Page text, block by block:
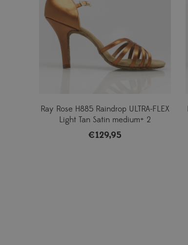
Ray Rose H885 Raindrop ULTRA-FLEX
Light Tan Satin medium+ 2
€129,95